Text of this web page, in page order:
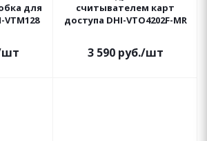
для
считывателем карт
доступа DHI-VTO4202F-MR
3 590руб./шт